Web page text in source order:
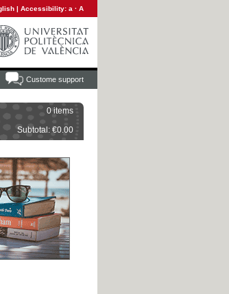
| Accessibility: a · A
Custome support
0 items
Subtotal: €0.00